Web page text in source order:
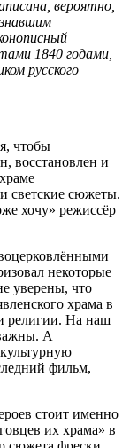
вероятно,
1840 годами,
русского
чтобы
восстановлен и
светские сюжеты.
хочу» режиссёр
некоторые
уверены, что
храма в
религии. На наш
А
фильм,
стоит именно
их храма» в